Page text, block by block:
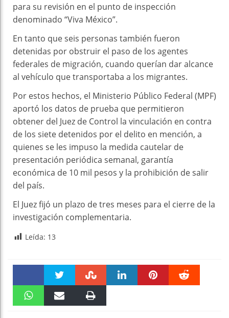
para su revisión en el punto de inspección
denominado “Viva México”.
En tanto que seis personas también fueron
detenidas por obstruir el paso de los agentes
federales de migración, cuando querían dar alcance
al vehículo que transportaba a los migrantes.
Por estos hechos, el Ministerio Público Federal (MPF)
aportó los datos de prueba que permitieron
obtener del Juez de Control la vinculación en contra
de los siete detenidos por el delito en mención, a
quienes se les impuso la medida cautelar de
presentación periódica semanal, garantía
económica de 10 mil pesos y la prohibición de salir
del país.
El Juez fijó un plazo de tres meses para el cierre de la
investigación complementaria.
Leída: 13
Faceboo Twitter Stumble